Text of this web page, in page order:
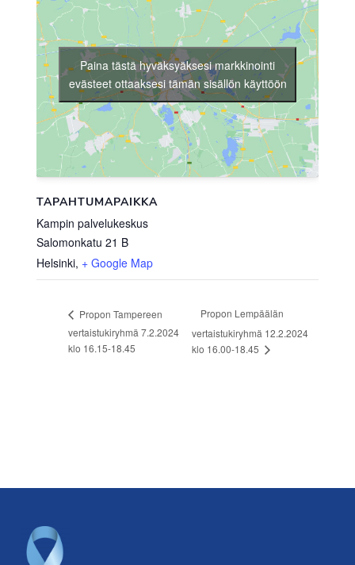
TAPAHTUMAPAIKKA
Kampin palvelukeskus
Salomonkatu 21 B
Helsinki, + Google Map
Paina tästä hyväksyäksesi markkinointi
evästeet ottaaksesi tämän sisällön käyttöön
Propon Tampereen
vertaistukiryhmä 7.2.2024
klo 16.15-18.45
Propon Lempäälän
vertaistukiryhmä 12.2.2024
klo 16.00-18.45